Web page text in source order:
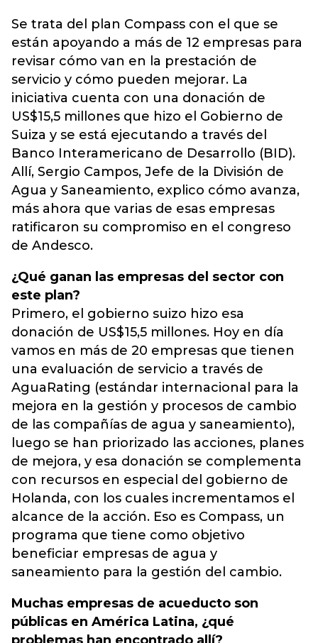
Se trata del plan Compass con el que se
están apoyando a más de 12 empresas para
revisar cómo van en la prestación de
servicio y cómo pueden mejorar. La
iniciativa cuenta con una donación de
US$15,5 millones que hizo el Gobierno de
Suiza y se está ejecutando a través del
Banco Interamericano de Desarrollo (BID).
Allí, Sergio Campos, Jefe de la División de
Agua y Saneamiento, explico cómo avanza,
más ahora que varias de esas empresas
ratificaron su compromiso en el congreso
de Andesco.
¿Qué ganan las empresas del sector con
este plan?
Primero, el gobierno suizo hizo esa
donación de US$15,5 millones. Hoy en día
vamos en más de 20 empresas que tienen
una evaluación de servicio a través de
AguaRating (estándar internacional para la
mejora en la gestión y procesos de cambio
de las compañías de agua y saneamiento),
luego se han priorizado las acciones, planes
de mejora, y esa donación se complementa
con recursos en especial del gobierno de
Holanda, con los cuales incrementamos el
alcance de la acción. Eso es Compass, un
programa que tiene como objetivo
beneficiar empresas de agua y
saneamiento para la gestión del cambio.
Muchas empresas de acueducto son
públicas en América Latina, ¿qué